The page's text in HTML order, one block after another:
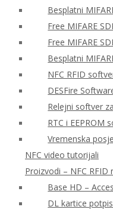
Besplatni
Free MIFARE
Free MIFARE
Besplatni
NFC RFID
DESFire
Relejni softver
RTC i EEPROM
Vremenska
NFC video tutorijali
Proizvodi – NFC RFID
Base HD –
DL kartice